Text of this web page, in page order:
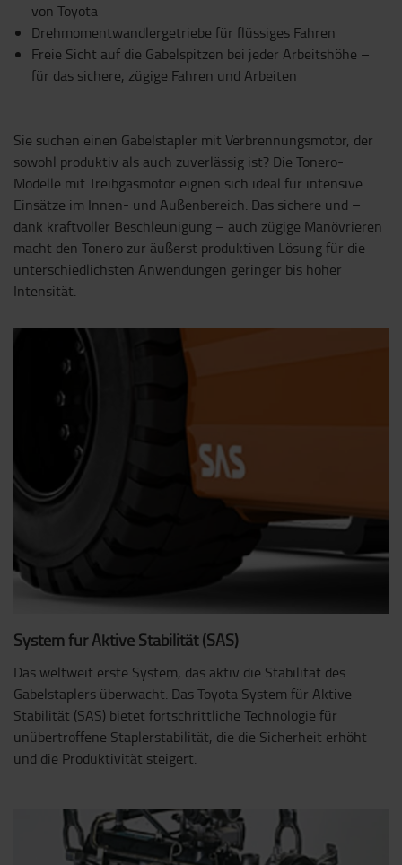
von Toyota
Drehmomentwandlergetriebe für flüssiges Fahren
Freie Sicht auf die Gabelspitzen bei jeder Arbeitshöhe –
für das sichere, zügige Fahren und Arbeiten
Sie suchen einen Gabelstapler mit Verbrennungsmotor, der
sowohl produktiv als auch zuverlässig ist? Die Tonero-
Modelle mit Treibgasmotor eignen sich ideal für intensive
Einsätze im Innen- und Außenbereich. Das sichere und –
dank kraftvoller Beschleunigung – auch zügige Manövrieren
macht den Tonero zur äußerst produktiven Lösung für die
unterschiedlichsten Anwendungen geringer bis hoher
Intensität.
System für Aktive Stabilität (SAS)
Das weltweit erste System, das aktiv die Stabilität des
Gabelstaplers überwacht. Das Toyota System für Aktive
Stabilität (SAS) bietet fortschrittliche Technologie für
unübertroffene Staplerstabilität, die die Sicherheit erhöht
und die Produktivität steigert.